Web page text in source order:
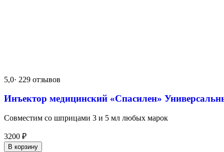
5,0· 229 отзывов
Инъектор медицинский «Спасилен»
Совместим со шприцами 3 и 5 мл любых марок
3200 ₽
В корзину